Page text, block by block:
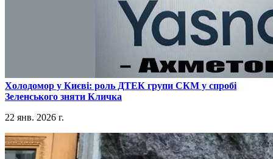
​Холодомор у Києві: роль ДТЕК групи СКМ у спробі
Зеленського зняти Кличка
22 янв. 2026 г.